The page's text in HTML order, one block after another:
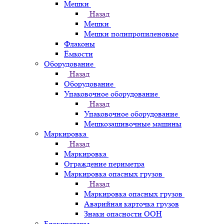
Мешки
Назад
Мешки
Мешки полипропиленовые
Флаконы
Ёмкости
Оборудование
Назад
Оборудование
Упаковочное оборудование
Назад
Упаковочное оборудование
Мешкозашивочные машины
Маркировка
Назад
Маркировка
Ограждение периметра
Маркировка опасных грузов
Назад
Маркировка опасных грузов
Аварийная карточка грузов
Знаки опасности ООН